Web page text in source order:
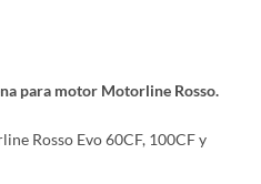
para motor Motorline Rosso.
Rosso Evo 60CF, 100CF y